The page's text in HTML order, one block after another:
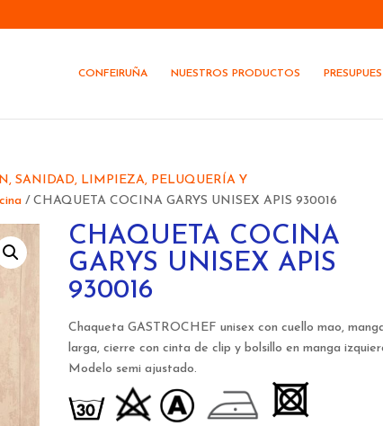
CONFEIRUÑA NUESTROS PRODUCTOS
SANIDAD, LIMPIEZA, PELUQUERÍA Y
/ CHAQUETA COCINA GARYS UNISEX APIS 930016
CHAQUETA COCINA
GARYS UNISEX APIS
930016
Chaqueta GASTROCHEF unisex con cuello mao,
larga, cierre con cinta de clip y bolsillo en manga
Modelo semi ajustado.